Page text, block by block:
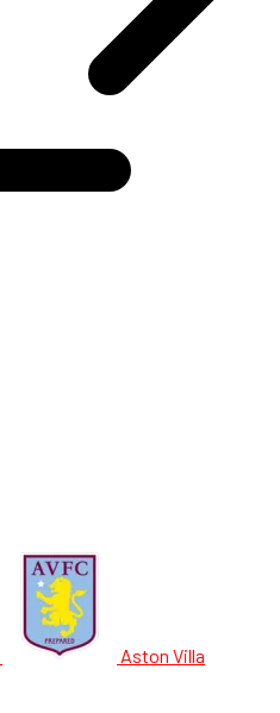
Aston Villa